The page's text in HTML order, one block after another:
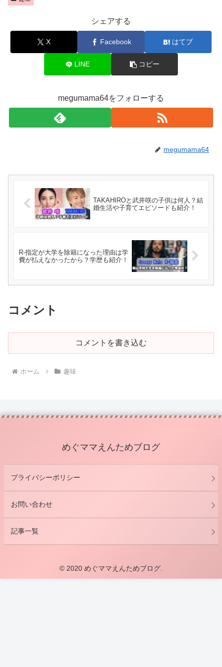
シェアする
X Facebook はてブ
LINE コピー
megumama64をフォローする
megumama64
TAKAHIROと武井咲の子供は何人？結
婚生活や子育てエピソードも紹介！
R-指定が大学を除籍になった理由は学
費が払えなかったから？学歴も紹介！
コメント
コメントを書き込む
ホーム 趣味
めぐママえんためブログ
プライバシーポリシー
お問い合わせ
記事一覧
© 2020 めぐママえんためブログ.